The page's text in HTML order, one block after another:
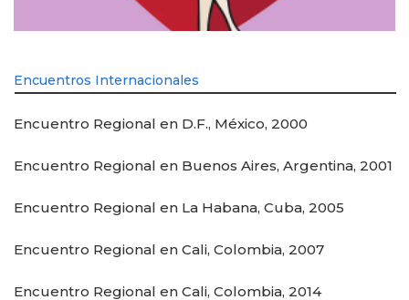
Encuentros Internacionales
Encuentro Regional en D.F., México, 2000
Encuentro Regional en Buenos Aires, Argentina, 2001
Encuentro Regional en La Habana, Cuba, 2005
Encuentro Regional en Cali, Colombia, 2007
Encuentro Regional en Cali, Colombia, 2014